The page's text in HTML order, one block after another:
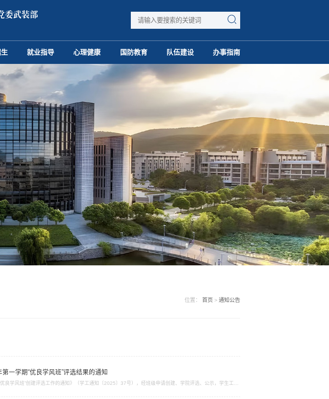
委武装部
就业指导 心理健康 国防教育 队伍建设 办事指南
位置： 首页 > 通知公告
一学期“优良学风班”评选结果的通知
良学风班”创建评选工作的通知》（学工通知〔2025〕37号），经班级申请创建、学院评选、公示，学生工作